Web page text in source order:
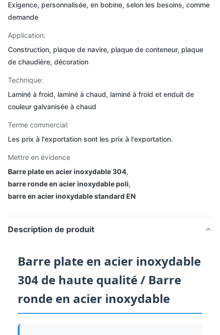
Exigence, personnalisée, en bobine, selon les besoins, comme
demande
Application:
Construction, plaque de navire, plaque de conteneur, plaque
de chaudière, décoration
Technique:
Laminé à froid, laminé à chaud, laminé à froid et enduit de
couleur galvanisée à chaud
Terme commercial:
Les prix à l'exportation sont les prix à l'exportation.
Mettre en évidence
Barre plate en acier inoxydable 304,
barre ronde en acier inoxydable poli,
barre en acier inoxydable standard EN
Description de produit
Barre plate en acier inoxydable
304 de haute qualité / Barre
ronde en acier inoxydable